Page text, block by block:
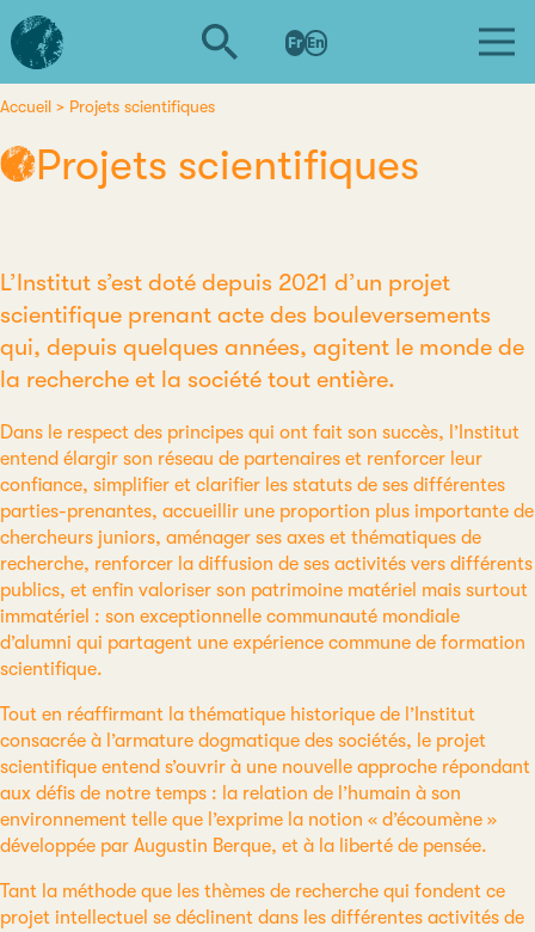
Aller
au
contenu
L'institut
d'études
avancées
de
Fr En
d'Ariane
Accueil Projets scientifiques
Projets scientifiques
L’Institut s’est doté depuis 2021 d’un projet
scientifique prenant acte des bouleversements
qui, depuis quelques années, agitent le monde de
la recherche et la société tout entière.
Dans le respect des principes qui ont fait son succès, l’Institut
entend élargir son réseau de partenaires et renforcer leur
confiance, simplifier et clarifier les statuts de ses différentes
parties-prenantes, accueillir une proportion plus importante de
chercheurs juniors, aménager ses axes et thématiques de
recherche, renforcer la diffusion de ses activités vers différents
publics, et enfin valoriser son patrimoine matériel mais surtout
immatériel : son exceptionnelle communauté mondiale
d’alumni qui partagent une expérience commune de formation
scientifique.
Tout en réaffirmant la thématique historique de l’Institut
consacrée à l’armature dogmatique des sociétés, le projet
scientifique entend s’ouvrir à une nouvelle approche répondant
aux défis de notre temps : la relation de l’humain à son
environnement telle que l’exprime la notion « d’écoumène »
développée par Augustin Berque, et à la liberté de pensée.
Tant la méthode que les thèmes de recherche qui fondent ce
projet intellectuel se déclinent dans les différentes activités de